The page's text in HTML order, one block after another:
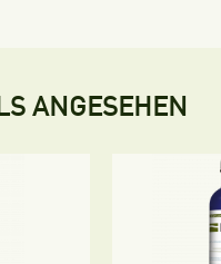
ANGESEHEN